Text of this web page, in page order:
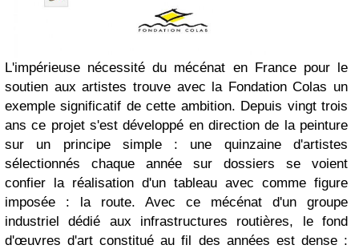
L'impérieuse nécessité du mécénat en France pour le
soutien aux artistes trouve avec la Fondation Colas un
exemple significatif de cette ambition. Depuis vingt trois
ans ce projet s'est développé en direction de la peinture
sur un principe simple : une quinzaine d'artistes
sélectionnés chaque année sur dossiers se voient
confier la réalisation d'un tableau avec comme figure
imposée : la route. Avec ce mécénat d'un groupe
industriel dédié aux infrastructures routières, le fond
d'œuvres d'art constitué au fil des années est dense :